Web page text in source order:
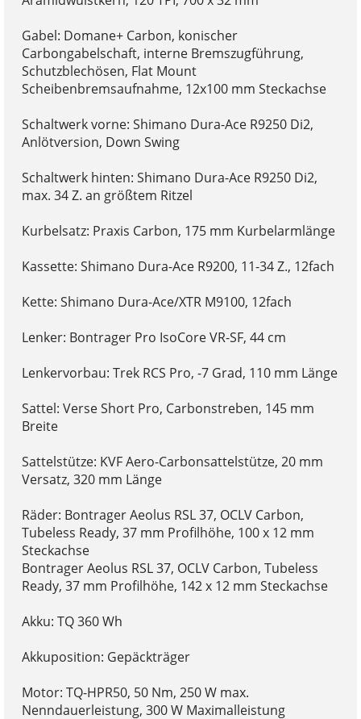
Gabel: Domane+ Carbon, konischer
Carbongabelschaft, interne Bremszugführung,
Schutzblechösen, Flat Mount
Scheibenbremsaufnahme, 12x100 mm Steckachse
Schaltwerk vorne: Shimano Dura-Ace R9250 Di2,
Anlötversion, Down Swing
Schaltwerk hinten: Shimano Dura-Ace R9250 Di2,
max. 34 Z. an größtem Ritzel
Kurbelsatz: Praxis Carbon, 175 mm Kurbelarmlänge
Kassette: Shimano Dura-Ace R9200, 11-34 Z., 12fach
Kette: Shimano Dura-Ace/XTR M9100, 12fach
Lenker: Bontrager Pro IsoCore VR-SF, 44 cm
Lenkervorbau: Trek RCS Pro, -7 Grad, 110 mm Länge
Sattel: Verse Short Pro, Carbonstreben, 145 mm
Breite
Sattelstütze: KVF Aero-Carbonsattelstütze, 20 mm
Versatz, 320 mm Länge
Räder: Bontrager Aeolus RSL 37, OCLV Carbon,
Tubeless Ready, 37 mm Profilhöhe, 100 x 12 mm
Steckachse
Bontrager Aeolus RSL 37, OCLV Carbon, Tubeless
Ready, 37 mm Profilhöhe, 142 x 12 mm Steckachse
Akku: TQ 360 Wh
Akkuposition: Gepäckträger
Motor: TQ-HPR50, 50 Nm, 250 W max.
Nenndauerleistung, 300 W Maximalleistung